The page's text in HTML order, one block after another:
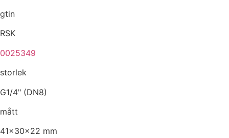
gtin
RSK
0025349
storlek
G1/4" (DN8)
mått
41x30x22 mm